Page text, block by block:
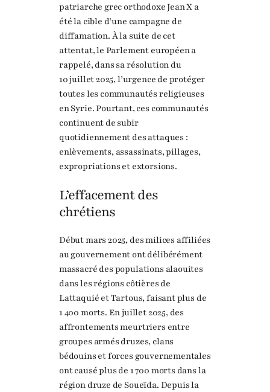
patriarche grec orthodoxe Jean X a
été la cible d’une campagne de
diffamation. À la suite de cet
attentat, le Parlement européen a
rappelé, dans sa résolution du
10 juillet 2025, l’urgence de protéger
toutes les communautés religieuses
en Syrie. Pourtant, ces communautés
continuent de subir
quotidiennement des attaques :
enlèvements, assassinats, pillages,
expropriations et extorsions.
L’effacement des
chrétiens
Début mars 2025, des milices affiliées
au gouvernement ont délibérément
massacré des populations alaouites
dans les régions côtières de
Lattaquié et Tartous, faisant plus de
1 400 morts. En juillet 2025, des
affrontements meurtriers entre
groupes armés druzes, clans
bédouins et forces gouvernementales
ont causé plus de 1 700 morts dans la
région druze de Soueïda. Depuis la